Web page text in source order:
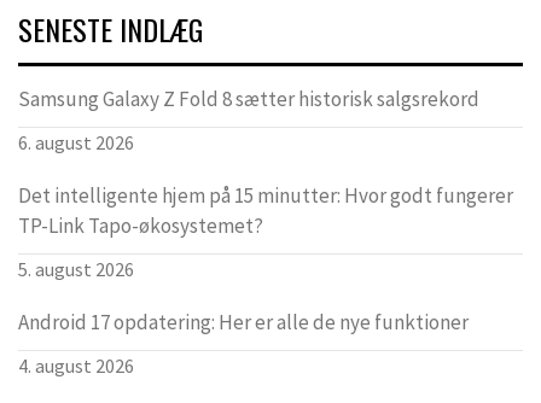
SENESTE INDLÆG
Samsung Galaxy Z Fold 8 sætter historisk salgsrekord
6. august 2026
Det intelligente hjem på 15 minutter: Hvor godt fungerer
TP-Link Tapo-økosystemet?
5. august 2026
Android 17 opdatering: Her er alle de nye funktioner
4. august 2026